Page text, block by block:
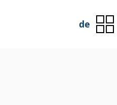
de